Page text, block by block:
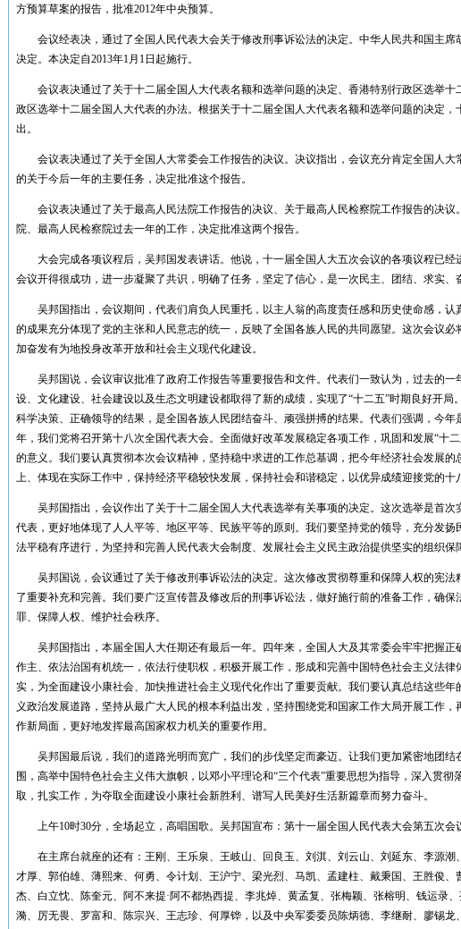
方预算草案的报告，批准2012年中央预算。
会议经表决，通过了全国人民代表大会关于修改刑事诉讼法的决定。中华人民共和国主席
决定。本决定自2013年1月1日起施行。
会议表决通过了关于十二届全国人大代表名额和选举问题的决定、香港特别行政区选举十
政区选举十二届全国人大代表的办法。根据关于十二届全国人大代表名额和选举问题的决定，
出。
会议表决通过了关于全国人大常委会工作报告的决议。决议指出，会议充分肯定全国人大
的关于今后一年的主要任务，决定批准这个报告。
会议表决通过了关于最高人民法院工作报告的决议、关于最高人民检察院工作报告的决议
院、最高人民检察院过去一年的工作，决定批准这两个报告。
大会完成各项议程后，吴邦国发表讲话。他说，十一届全国人大五次会议的各项议程已经
会议开得很成功，进一步凝聚了共识，明确了任务，坚定了信心，是一次民主、团结、求实、
吴邦国指出，会议期间，代表们肩负人民重托，以主人翁的高度责任感和历史使命感，认
的成果充分体现了党的主张和人民意志的统一，反映了全国各族人民的共同愿望。这次会议
加奋发有为地投身改革开放和社会主义现代化建设。
吴邦国说，会议审议批准了政府工作报告等重要报告和文件。代表们一致认为，过去的一
设、文化建设、社会建设以及生态文明建设都取得了新的成绩，实现了“十二五”时期良好开局
科学决策、正确领导的结果，是全国各族人民团结奋斗、顽强拼搏的结果。代表们强调，今年
年，我们党将召开第十八次全国代表大会。全面做好改革发展稳定各项工作，巩固和发展“十
的意义。我们要认真贯彻本次会议精神，坚持稳中求进的工作总基调，把今年经济社会发展
上、体现在实际工作中，保持经济平稳较快发展，保持社会和谐稳定，以优异成绩迎接党的十
吴邦国指出，会议作出了关于十二届全国人大代表选举有关事项的决定。这次选举是首次
代表，更好地体现了人人平等、地区平等、民族平等的原则。我们要坚持党的领导，充分发
法平稳有序进行，为坚持和完善人民代表大会制度、发展社会主义民主政治提供坚实的组织保
吴邦国说，会议通过了关于修改刑事诉讼法的决定。这次修改贯彻尊重和保障人权的宪法
了重要补充和完善。我们要广泛宣传普及修改后的刑事诉讼法，做好施行前的准备工作，确
罪、保障人权、维护社会秩序。
吴邦国指出，本届全国人大任期还有最后一年。四年来，全国人大及其常委会牢牢把握正
作主、依法治国有机统一，依法行使职权，积极开展工作，形成和完善中国特色社会主义法
实，为全面建设小康社会、加快推进社会主义现代化作出了重要贡献。我们要认真总结这些
义政治发展道路，坚持从最广大人民的根本利益出发，坚持围绕党和国家工作大局开展工作
作新局面，更好地发挥最高国家权力机关的重要作用。
吴邦国最后说，我们的道路光明而宽广，我们的步伐坚定而豪迈。让我们更加紧密地团结
围，高举中国特色社会主义伟大旗帜，以邓小平理论和“三个代表”重要思想为指导，深入贯彻
取，扎实工作，为夺取全面建设小康社会新胜利、谱写人民美好生活新篇章而努力奋斗。
上午10时30分，全场起立，高唱国歌。吴邦国宣布：第十一届全国人民代表大会第五次会
在主席台就座的还有：王刚、王乐泉、王岐山、回良玉、刘淇、刘云山、刘延东、李源潮
才厚、郭伯雄、薄熙来、何勇、令计划、王沪宁、梁光烈、马凯、孟建柱、戴秉国、王胜俊、
杰、白立忱、陈奎元、阿不来提·阿不都热西提、李兆焯、黄孟复、张梅颖、张榕明、钱运录
漪、厉无畏、罗富和、陈宗兴、王志珍、何厚铧，以及中央军委委员陈炳德、李继耐、廖锡